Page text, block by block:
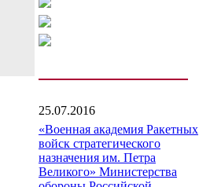
25.07.2016
«Военная академия Ракетных
войск стратегического
назначения им. Петра
Великого» Министерства